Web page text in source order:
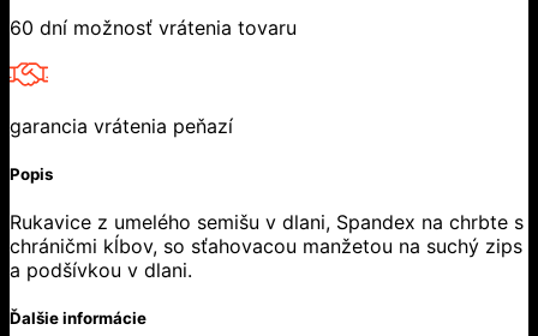
60 dní možnosť vrátenia tovaru
garancia vrátenia peňazí
Popis
Rukavice z umelého semišu v dlani, Spandex na chrbte s
chráničmi kĺbov, so sťahovacou manžetou na suchý zips
a podšívkou v dlani.
Ďalšie informácie